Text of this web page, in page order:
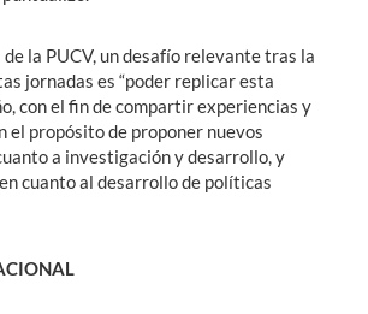
la PUCV, un desafío relevante tras la
jornadas es “poder replicar esta
con el fin de compartir experiencias y
el propósito de proponer nuevos
a investigación y desarrollo, y
cuanto al desarrollo de políticas